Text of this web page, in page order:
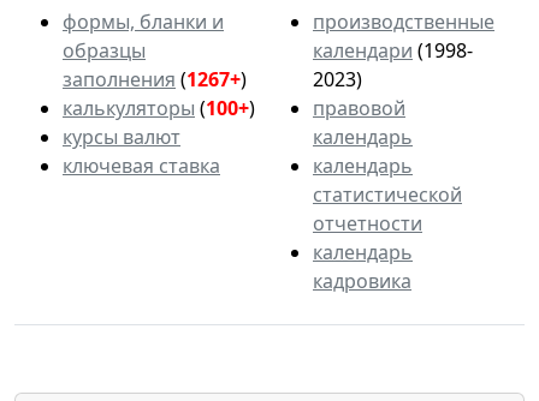
формы, бланки и
образцы
заполнения (1267+)
калькуляторы (100+)
курсы валют
ключевая ставка
производственные
календари (1998-
2023)
правовой
календарь
календарь
статистической
отчетности
календарь
кадровика